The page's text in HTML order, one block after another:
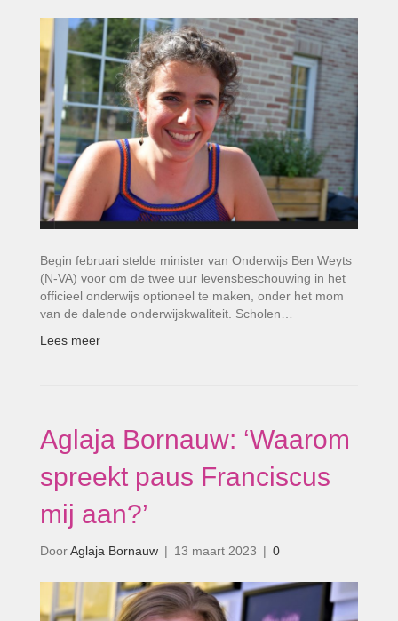
Begin februari stelde minister van Onderwijs Ben Weyts
(N-VA) voor om de twee uur levensbeschouwing in het
officieel onderwijs optioneel te maken, onder het mom
van de dalende onderwijskwaliteit. Scholen…
Lees meer
Aglaja Bornauw: ‘Waarom
spreekt paus Franciscus
mij aan?’
DoorAglaja Bornauw | 13 maart 2023 | 0